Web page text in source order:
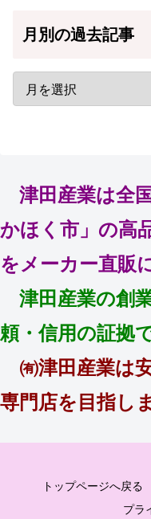
月別の過去記事
津田産業は全
かほく市」の高
をメーカー直販
津田産業の創
頼・信用の証拠
㈲津田産業は
専門店を目指し
トップページへ戻る
プラ